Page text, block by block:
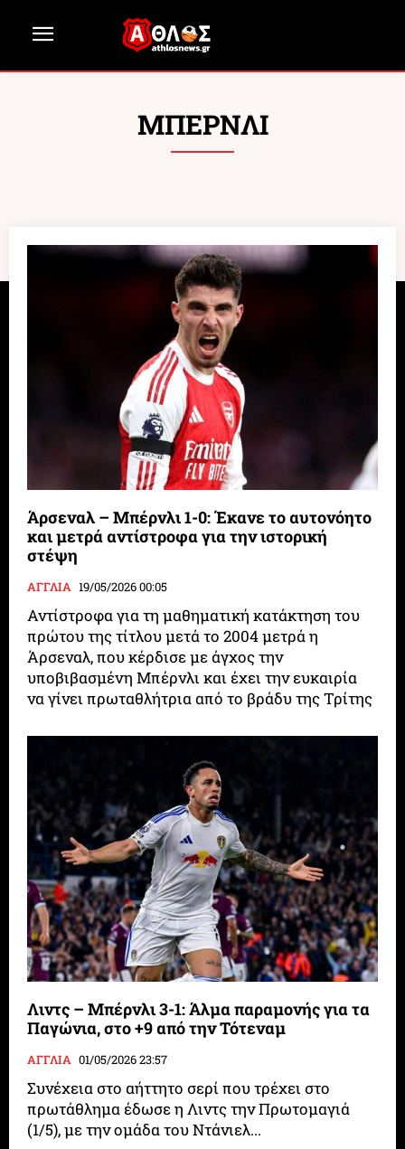
ΜΠΕΡΝΛΙ
Άρσεναλ – Μπέρνλι 1-0: Έκανε το αυτονόητο
και μετρά αντίστροφα για την ιστορική
στέψη
ΑΓΓΛΙΑ 19/05/2026 00:05
Αντίστροφα για τη μαθηματική κατάκτηση του
πρώτου της τίτλου μετά το 2004 μετρά η
Άρσεναλ, που κέρδισε με άγχος την
υποβιβασμένη Μπέρνλι και έχει την ευκαιρία
να γίνει πρωταθλήτρια από το βράδυ της Τρίτης
Λιντς – Μπέρνλι 3-1: Άλμα παραμονής για τα
Παγώνια, στο +9 από την Τότεναμ
ΑΓΓΛΙΑ 01/05/2026 23:57
Συνέχεια στο αήττητο σερί που τρέχει στο
πρωτάθλημα έδωσε η Λιντς την Πρωτομαγιά
(1/5), με την ομάδα του Ντάνιελ...